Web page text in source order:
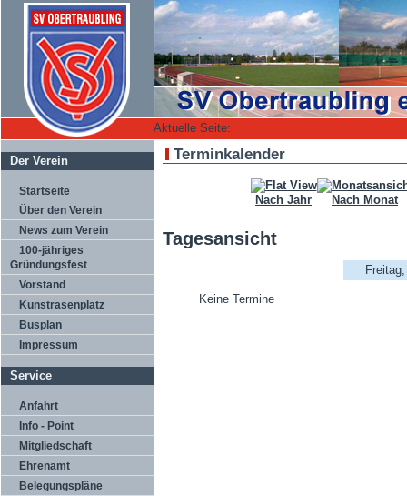
Aktuelle Seite:
Der Verein
Startseite
Über den Verein
News zum Verein
100-jähriges
Gründungsfest
Vorstand
Kunstrasenplatz
Busplan
Impressum
Service
Anfahrt
Info - Point
Mitgliedschaft
Ehrenamt
Belegungspläne
Terminkalender
Nach Jahr Nach Monat
Tagesansicht
Keine Termine